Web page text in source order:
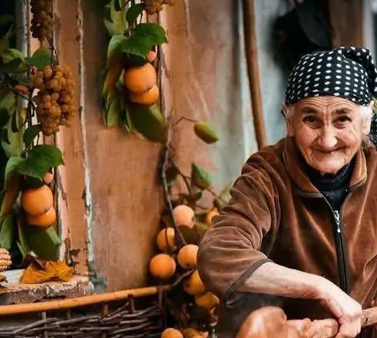
нового «Человека-паука»,
«Одиссея» Кристофера Нолана и
другие фильмы —
кинотеатральный дайджест
Грузии
02.08.2026
Самые популярные имена и
распространённые фамилии в
Грузии
02.08.2026
Сеть OnePrice полностью ушла с
рынка и прекратила свою
деятельность в Грузии, на её
место пришла “Ambari”
01.08.2026